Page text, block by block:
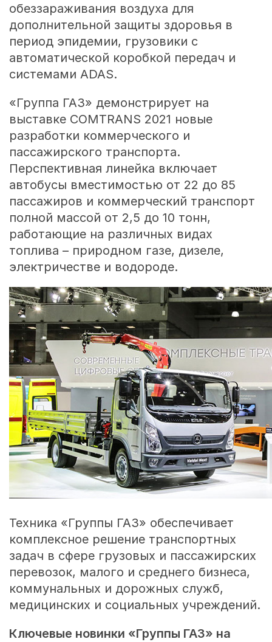
обеззараживания воздуха для
дополнительной защиты здоровья в
период эпидемии, грузовики с
автоматической коробкой передач и
системами ADAS.
«Группа ГАЗ» демонстрирует на
выставке COMTRANS 2021 новые
разработки коммерческого и
пассажирского транспорта.
Перспективная линейка включает
автобусы вместимостью от 22 до 85
пассажиров и коммерческий транспорт
полной массой от 2,5 до 10 тонн,
работающие на различных видах
топлива – природном газе, дизеле,
электричестве и водороде.
Техника «Группы ГАЗ» обеспечивает
комплексное решение транспортных
задач в сфере грузовых и пассажирских
перевозок, малого и среднего бизнеса,
коммунальных и дорожных служб,
медицинских и социальных учреждений.
Ключевые новинки «Группы ГАЗ» на